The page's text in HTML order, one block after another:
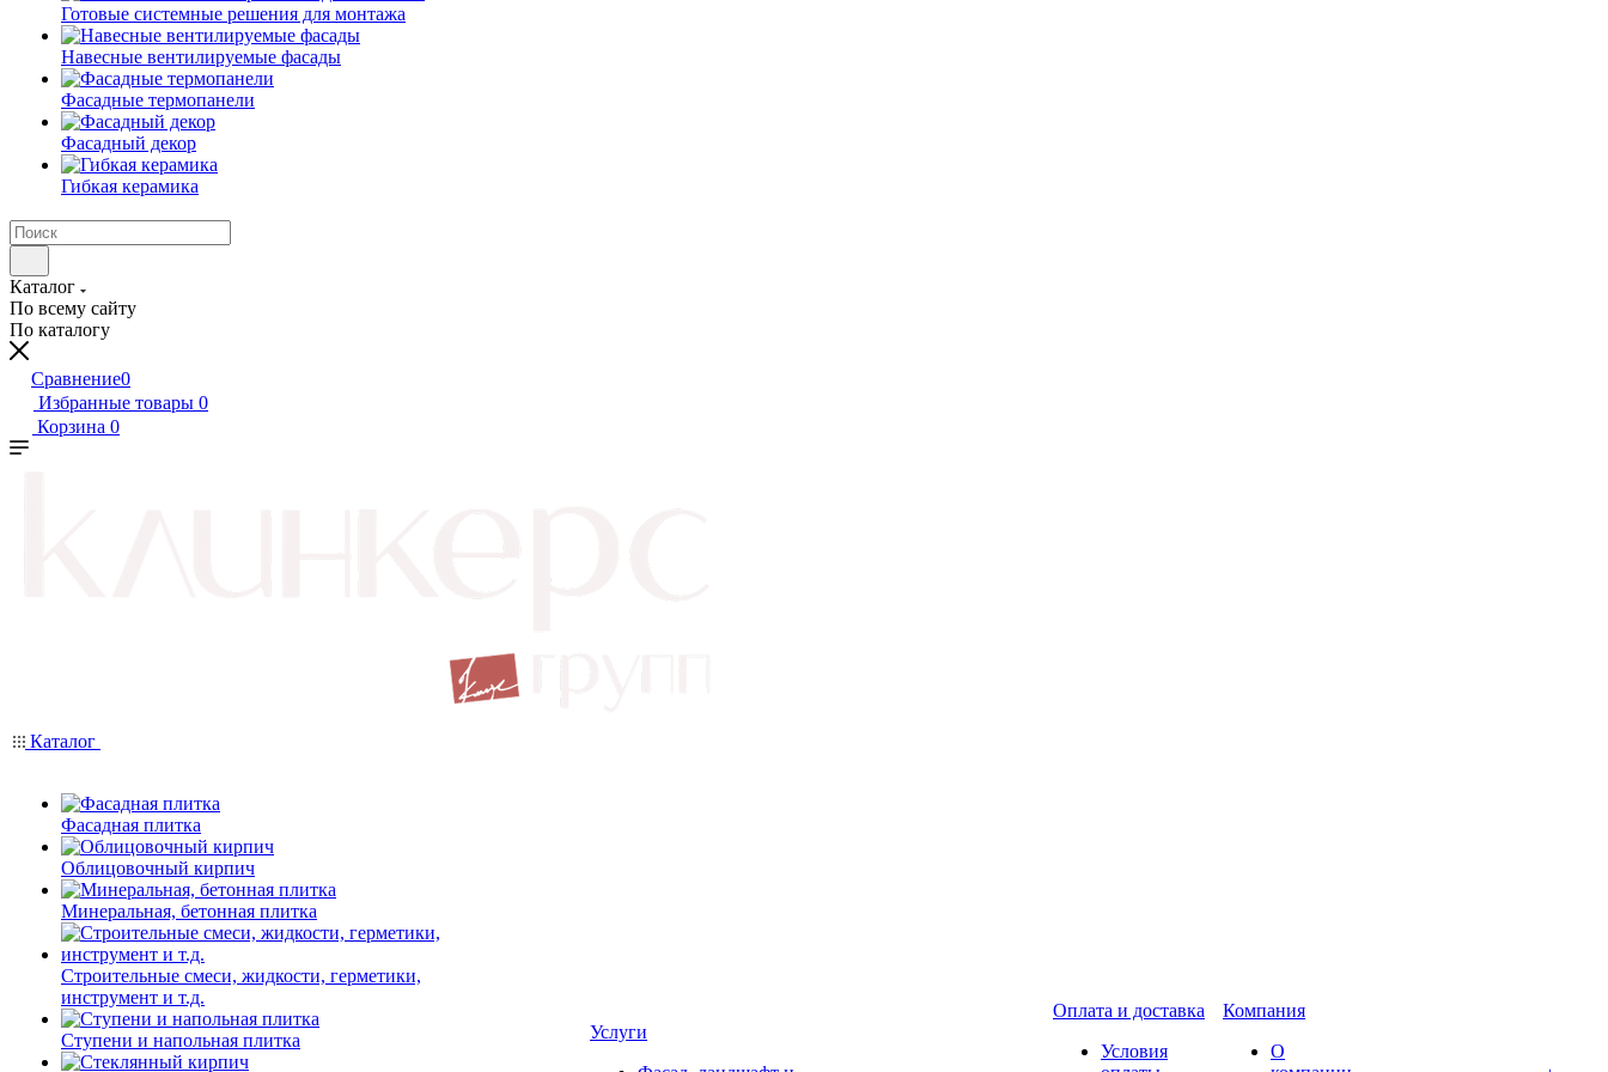
Готовые системные решения для монтажа
Навесные вентилируемые фасады
Фасадные термопанели
Фасадный декор
Гибкая керамика
Каталог
По всему сайту
По каталогу
Сравнение0
Избранные товары 0
Корзина 0
Каталог
Фасадная плитка
Облицовочный кирпич
Минеральная, бетонная плитка
Строительные смеси, жидкости, герметики,
инструмент и т.д.
Ступени и напольная плитка
Услуги
Оплата и доставка
Условия
Компания
О